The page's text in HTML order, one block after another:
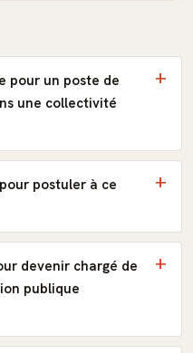
pour un poste de
une collectivité
postuler à ce
devenir chargé de
publique